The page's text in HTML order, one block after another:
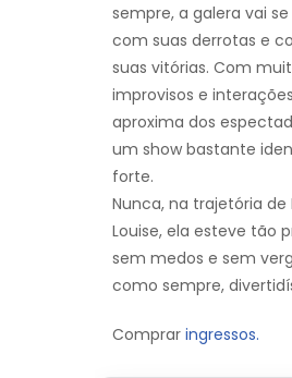
sempre, a galera vai
com suas derrotas e
suas vitórias. Com
improvisos e
aproxima dos
um show bastante
forte.
Nunca, na trajetória de
Louise, ela esteve tão
sem medos e sem
como sempre,
Comprar ingressos.